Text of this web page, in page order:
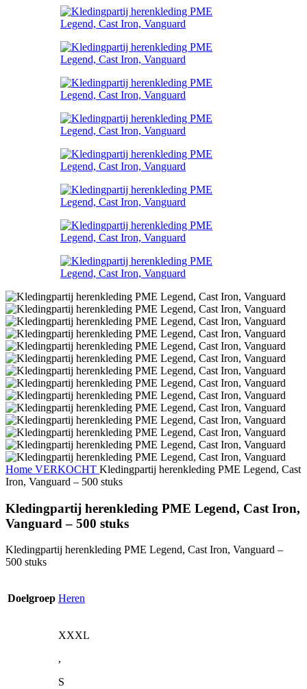
Home VERKOCHT Kledingpartij herenkleding PME Legend, Cast
Iron, Vanguard – 500 stuks
Kledingpartij herenkleding PME Legend, Cast Iron,
Vanguard – 500 stuks
Kledingpartij herenkleding PME Legend, Cast Iron, Vanguard –
500 stuks
Doelgroep Heren
XXXL
,
S